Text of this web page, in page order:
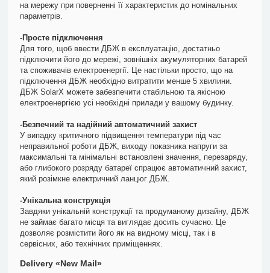
на мережу при поверненні її характеристик до номінальних
параметрів.
-Просте підключення
Для того, щоб ввести ДБЖ в експлуатацію, достатньо
підключити його до мережі, зовнішніх акумуляторних батарей
та споживачів електроенергії. Це настільки просто, що на
підключення ДБЖ необхідно витратити менше 5 хвилини.
ДБЖ SolarX можете забезпечити стабільною та якісною
електроенергією усі необхідні прилади у вашому будинку.
-Безпечний та надійний автоматичний захист
У випадку критичного підвищення температури під час
неправильної роботи ДБЖ, виходу показника напруги за
максимальні та мінімальні встановлені значення, перезаряду,
або глибокого розряду батареї спрацює автоматичний захист,
який розімкне електричний ланцюг ДБЖ.
-Унікальна конструкція
Завдяки унікальній конструкції та продуманому дизайну, ДБЖ
не займає багато місця та виглядає досить сучасно. Це
дозволяє розмістити його як на видному місці, так і в
сервісних, або технічних приміщеннях.
Delivery «New Mail»